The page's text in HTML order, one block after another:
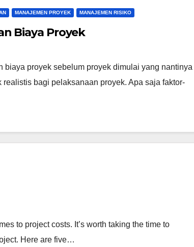
MANAJEMEN PROYEK MANAJEMEN RISIKO
Biaya Proyek
biaya proyek sebelum proyek dimulai yang nantinya
bagi pelaksanaan proyek. Apa saja faktor-
to project costs. It’s worth taking the time to
Here are five…